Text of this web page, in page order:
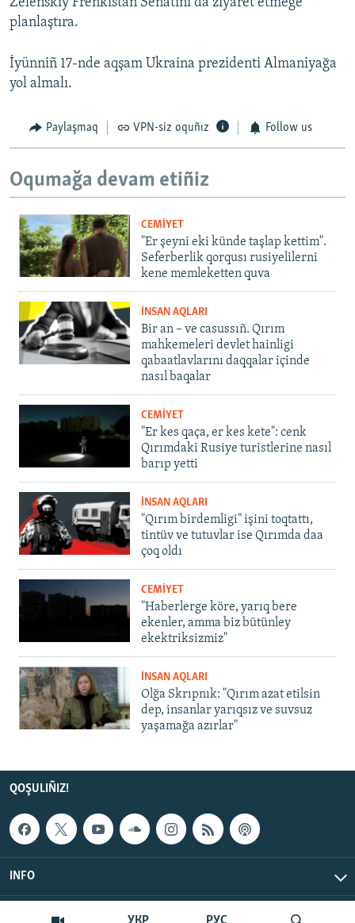
Zelenskıy Frenkistan Senatını da ziyaret etmege
planlaştıra.
İyünniñ 17-nde aqşam Ukraina prezidenti Almaniyağa
yol almalı.
Paylaşmaq VPN-siz oquñız Follow us
Oqumağa devam etiñiz
CEMİYET
"Er şeyni eki künde taşlap kettim".
Seferberlik qorqusı rusiyelilerni
kene memleketten quva
İNSAN AQLARI
Bir an – ve casussıñ. Qırım
mahkemeleri devlet hainligi
qabaatlavlarını daqqalar içinde
nasıl baqalar
CEMİYET
"Er kes qaça, er kes kete": cenk
Qırımdaki Rusiye turistlerine nasıl
barıp yetti
İNSAN AQLARI
"Qırım birdemligi" işini toqtattı,
tintüv ve tutuvlar ise Qırımda daa
çoq oldı
CEMİYET
"Haberlerge köre, yarıq bere
ekenler, amma biz bütünley
ekektriksizmiz"
İNSAN AQLARI
Olğa Skrıpnık: "Qırım azat etilsin
dep, insanlar yarıqsız ve suvsuz
yaşamağa azırlar"
QOŞULIÑIZ!
INFO
© Qırım.Aqiqat, 2026 | All Rights Reserved.